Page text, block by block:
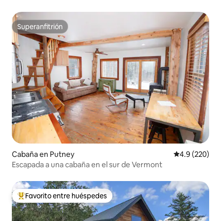
Superanfitrión
Superanfitrión
Cabaña en Putney Calificación
4.9 (220)
Escapada a una cabaña en el sur de Vermont
De los mejores en Favorito entre huéspedes
Favorito entre huéspedes